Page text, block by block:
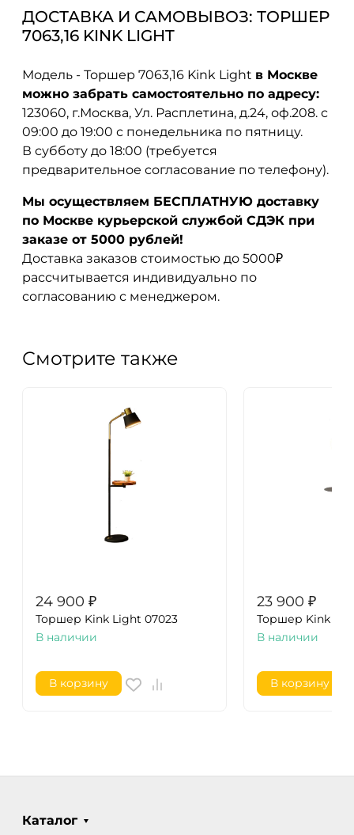
ДОСТАВКА И САМОВЫВОЗ: ТОРШЕР
7063,16 KINK LIGHT
Модель - Торшер 7063,16 Kink Light в Москве
можно забрать самостоятельно по адресу:
123060, г.Москва, Ул. Расплетина, д.24, оф.208. с
09:00 до 19:00 с понедельника по пятницу.
В субботу до 18:00 (требуется
предварительное согласование по телефону).
Мы осуществляем БЕСПЛАТНУЮ доставку
по Москве курьерской службой СДЭК при
заказе от 5000 рублей!
Доставка заказов стоимостью до 5000₽
рассчитывается индивидуально по
согласованию с менеджером.
Смотрите также
24 900 ₽
Торшер Kink Light 07023
В наличии
В корзину
23 900 ₽
Торшер Kink
В наличии
В корзину
Каталог